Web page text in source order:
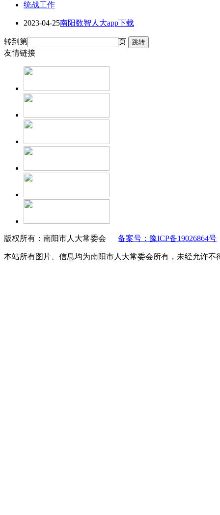
统战工作
2023-04-25南阳数智人大app下载
转到第
页
友情链接
版权所有：南阳市人大常委会 备案号：豫ICP备19026864号
本站所有图片、信息均为南阳市人大常委会所有，未经允许不